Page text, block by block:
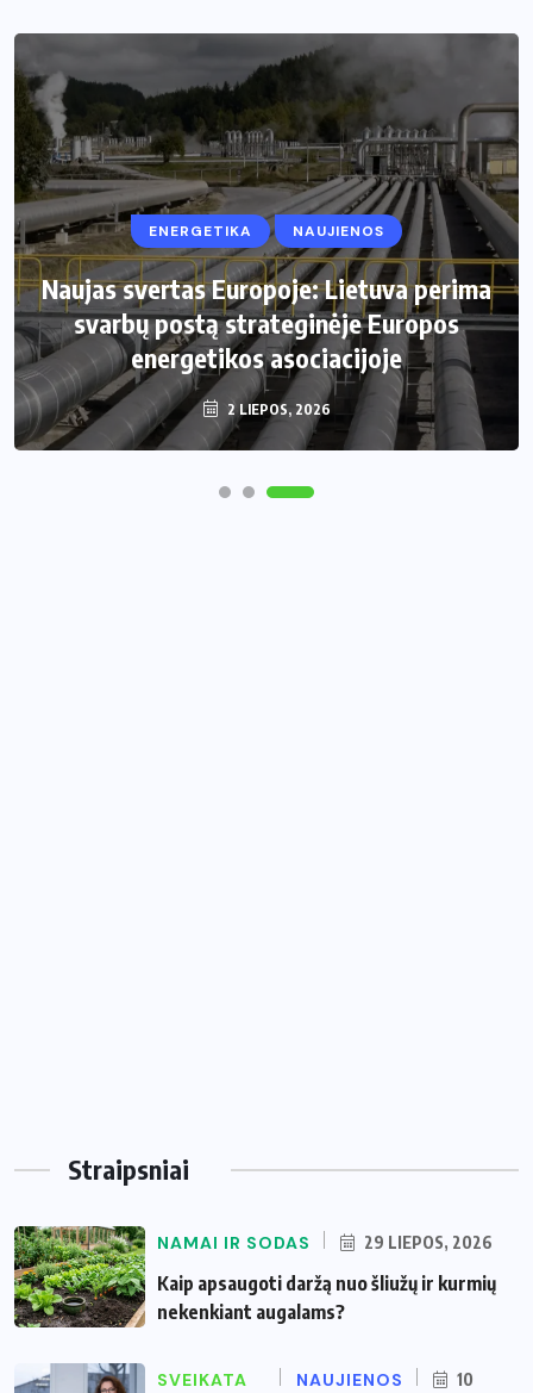
ENERGETIKA NAUJIENOS
Naujas svertas Europoje: Lietuva perima
svarbų postą strateginėje Europos
energetikos asociacijoje
2 LIEPOS, 2026
NAMAI IR SODAS
Kaip apsaugoti daržą nuo šliužų ir kurmių
nekenkiant augalams?
29 LIEPOS, 2026
Straipsniai
NAMAI IR SODAS 29 LIEPOS, 2026
Kaip apsaugoti daržą nuo šliužų ir kurmių
nekenkiant augalams?
SVEIKATA
NAUJIENOS
10